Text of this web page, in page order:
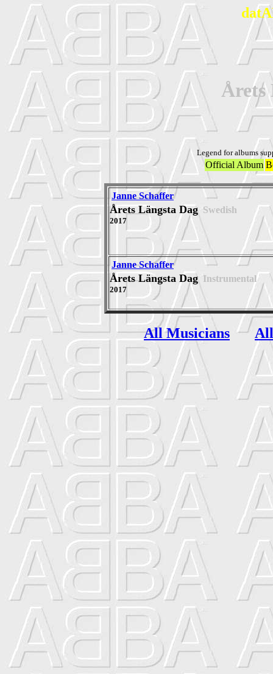
Årets
Legend for albums
Official Album
Janne Schaffer
Årets Längsta Dag Swedish
2017
Janne Schaffer
Årets Längsta Dag Instrumental
2017
All Musicians